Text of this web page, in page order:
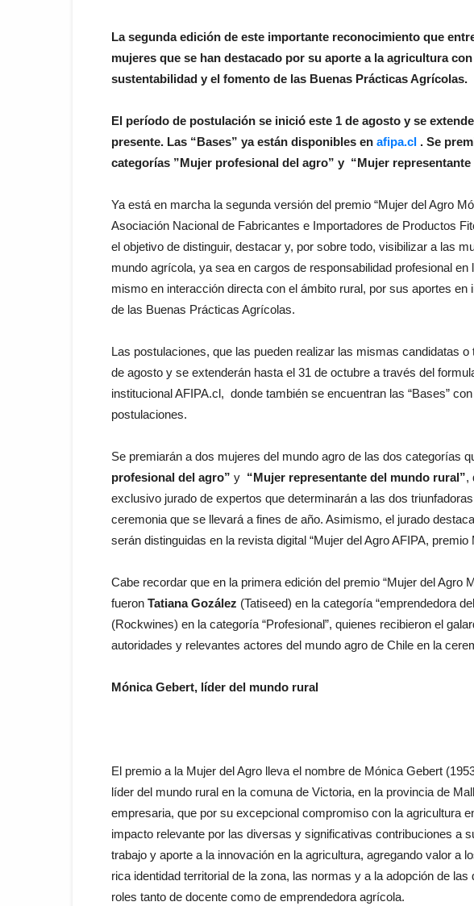
La segunda edición de este importante reconocimiento que
mujeres que se han destacado por su aporte a la agricultura
sustentabilidad y el fomento de las Buenas Prácticas Agrícolas.
El período de postulación se inició este 1 de agosto y se
presente. Las “Bases” ya están disponibles en afipa.cl . Se
categorías ”Mujer profesional del agro” y “Mujer
Ya está en marcha la segunda versión del premio “Mujer del Agro
Asociación Nacional de Fabricantes e Importadores de Productos
el objetivo de distinguir, destacar y, por sobre todo, visibilizar a las
mundo agrícola, ya sea en cargos de responsabilidad profesional
mismo en interacción directa con el ámbito rural, por sus aportes
de las Buenas Prácticas Agrícolas.
Las postulaciones, que las pueden realizar las mismas candidatas
de agosto y se extenderán hasta el 31 de octubre a través del
institucional AFIPA.cl, donde también se encuentran las “Bases”
postulaciones.
Se premiarán a dos mujeres del mundo agro de las dos categorías
profesional del agro” y “Mujer representante del mundo rural”,
exclusivo jurado de expertos que determinarán a las dos
ceremonia que se llevará a fines de año. Asimismo, el jurado
serán distinguidas en la revista digital “Mujer del Agro AFIPA, premio
Cabe recordar que en la primera edición del premio “Mujer del Agro
fueron Tatiana Gozález (Tatiseed) en la categoría “emprendedora
(Rockwines) en la categoría “Profesional”, quienes recibieron el
autoridades y relevantes actores del mundo agro de Chile en la
Mónica Gebert, líder del mundo rural
El premio a la Mujer del Agro lleva el nombre de Mónica Gebert
líder del mundo rural en la comuna de Victoria, en la provincia de
empresaria, que por su excepcional compromiso con la agricultura
impacto relevante por las diversas y significativas contribuciones a
trabajo y aporte a la innovación en la agricultura, agregando valor a
rica identidad territorial de la zona, las normas y a la adopción de
roles tanto de docente como de emprendedora agrícola.